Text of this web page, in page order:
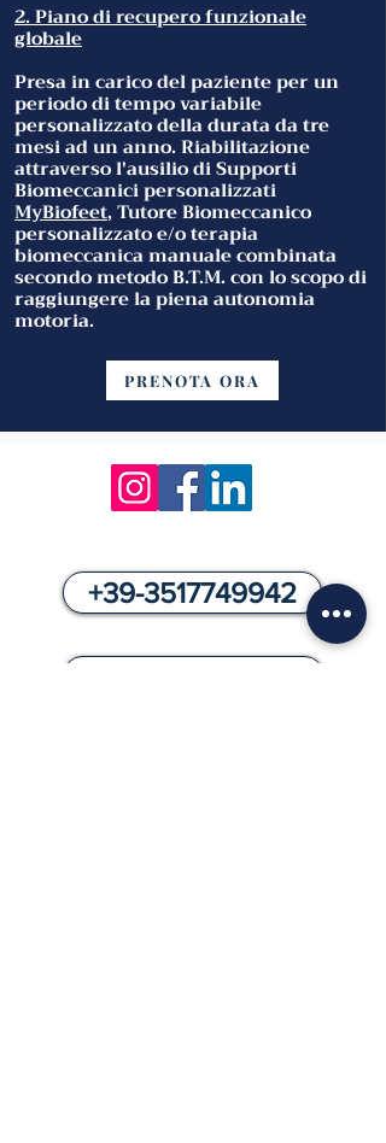
2. Piano di recupero funzionale
globale
Presa in carico del paziente per un
periodo di tempo variabile
personalizzato della durata da tre
mesi ad un anno. Riabilitazione
attraverso l'ausilio di Supporti
Biomeccanici personalizzati
MyBiofeet, Tutore Biomeccanico
personalizzato e/o terapia
biomeccanica manuale combinata
secondo metodo B.T.M. con lo scopo di
raggiungere la piena autonomia
motoria.
PRENOTA ORA
+39-3517749942